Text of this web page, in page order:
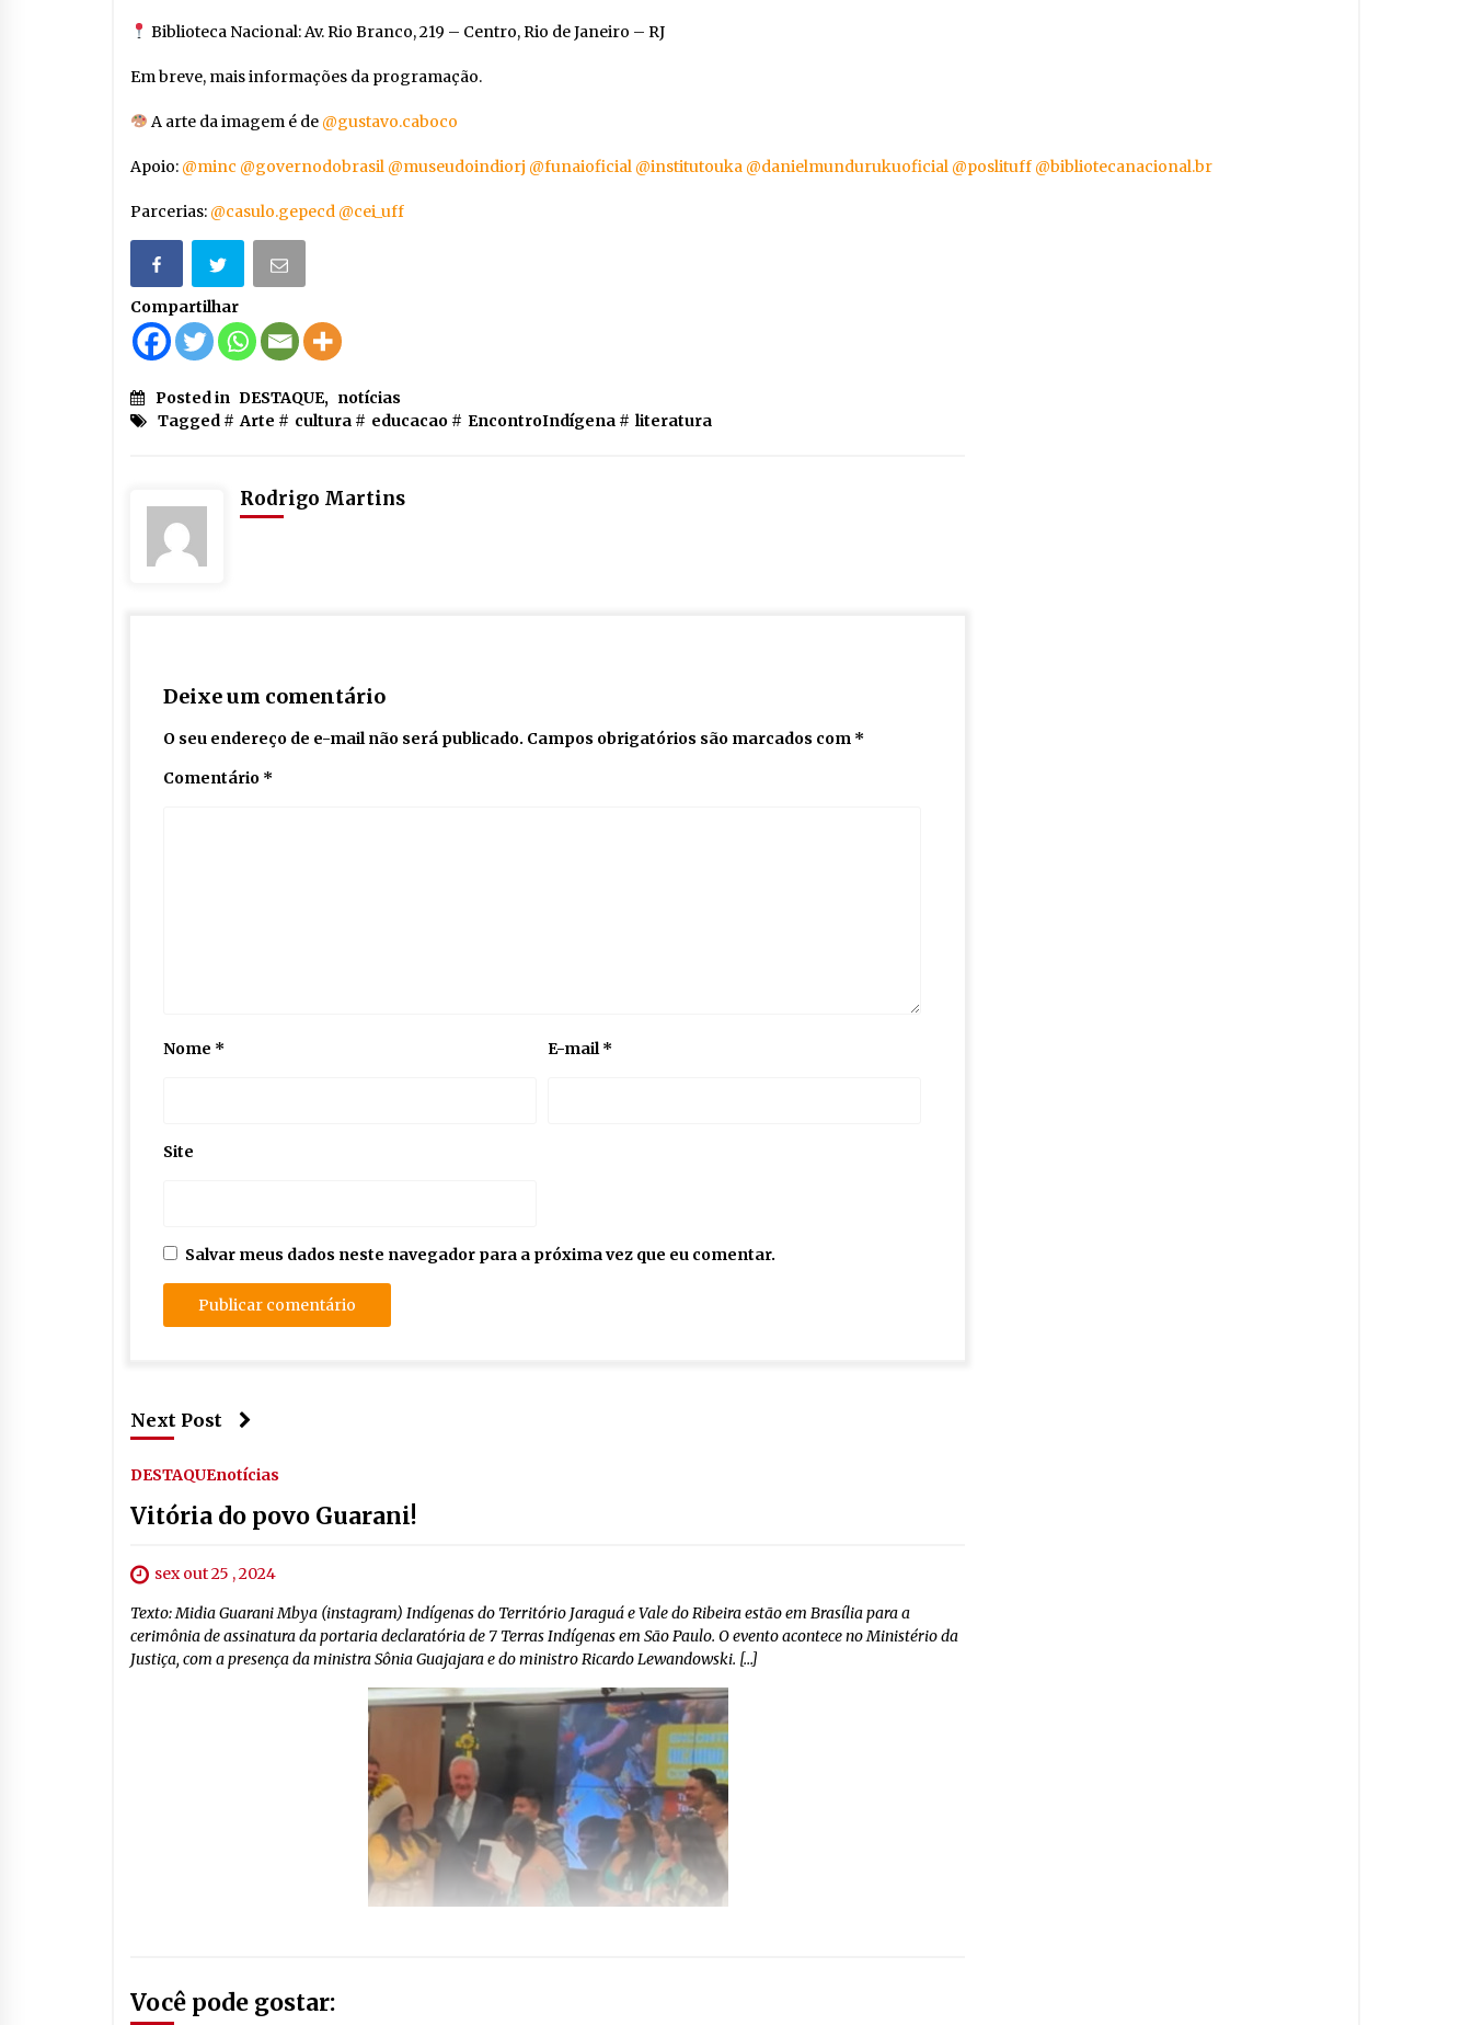
Biblioteca Nacional: Av. Rio Branco, 219 – Centro, Rio de Janeiro – RJ
Em breve, mais informações da programação.
A arte da imagem é de @gustavo.caboco
Apoio: @minc @governodobrasil @museudoindiorj @funaioficial @institutouka @danielmundurukuoficial @poslituff @bibliotecanacional.br
Parcerias: @casulo.gepecd @cei_uff
Compartilhar
Posted in DESTAQUE, notícias
Tagged # Arte # cultura # educacao # EncontroIndígena # literatura
Rodrigo Martins
Deixe um comentário
O seu endereço de e-mail não será publicado. Campos obrigatórios são marcados com *
Comentário *
Nome * E-mail*
Site
Salvar meus dados neste navegador para a próxima vez que eu comentar.
Next Post
DESTAQUEnotícias
Vitória do povo Guarani!
sex out 25 , 2024
Texto: Midia Guarani Mbya (instagram) Indígenas do Território Jaraguá e Vale do Ribeira estão em Brasília para a
cerimônia de assinatura da portaria declaratória de 7 Terras Indígenas em São Paulo. O evento acontece no Ministério da
Justiça, com a presença da ministra Sônia Guajajara e do ministro Ricardo Lewandowski. […]
Você pode gostar: